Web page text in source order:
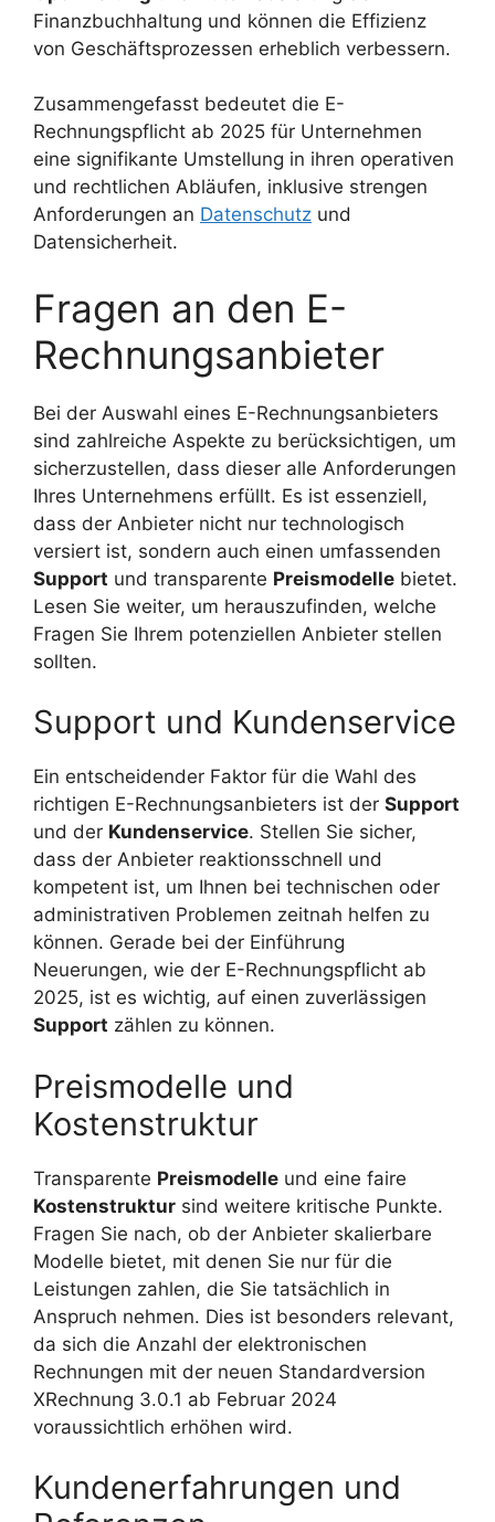
Finanzbuchhaltung und können die Effizienz
von Geschäftsprozessen erheblich verbessern.
Zusammengefasst bedeutet die E-
Rechnungspflicht ab 2025 für Unternehmen
eine signifikante Umstellung in ihren operativen
und rechtlichen Abläufen, inklusive strengen
Anforderungen an Datenschutz und
Datensicherheit.
Fragen an den E-
Rechnungsanbieter
Bei der Auswahl eines E-Rechnungsanbieters
sind zahlreiche Aspekte zu berücksichtigen, um
sicherzustellen, dass dieser alle Anforderungen
Ihres Unternehmens erfüllt. Es ist essenziell,
dass der Anbieter nicht nur technologisch
versiert ist, sondern auch einen umfassenden
Support und transparente Preismodelle bietet.
Lesen Sie weiter, um herauszufinden, welche
Fragen Sie Ihrem potenziellen Anbieter stellen
sollten.
Support und Kundenservice
Ein entscheidender Faktor für die Wahl des
richtigen E-Rechnungsanbieters ist der Support
und der Kundenservice. Stellen Sie sicher,
dass der Anbieter reaktionsschnell und
kompetent ist, um Ihnen bei technischen oder
administrativen Problemen zeitnah helfen zu
können. Gerade bei der Einführung
Neuerungen, wie der E-Rechnungspflicht ab
2025, ist es wichtig, auf einen zuverlässigen
Support zählen zu können.
Preismodelle und
Kostenstruktur
Transparente Preismodelle und eine faire
Kostenstruktur sind weitere kritische Punkte.
Fragen Sie nach, ob der Anbieter skalierbare
Modelle bietet, mit denen Sie nur für die
Leistungen zahlen, die Sie tatsächlich in
Anspruch nehmen. Dies ist besonders relevant,
da sich die Anzahl der elektronischen
Rechnungen mit der neuen Standardversion
XRechnung 3.0.1 ab Februar 2024
voraussichtlich erhöhen wird.
Kundenerfahrungen und